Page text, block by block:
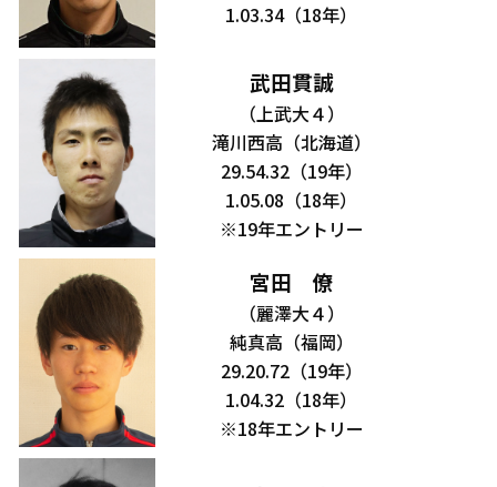
1.03.34（18年）
武田貫誠
（上武大４）
滝川西高（北海道）
29.54.32（19年）
1.05.08（18年）
※19年エントリー
宮田 僚
（麗澤大４）
純真高（福岡）
29.20.72（19年）
1.04.32（18年）
※18年エントリー